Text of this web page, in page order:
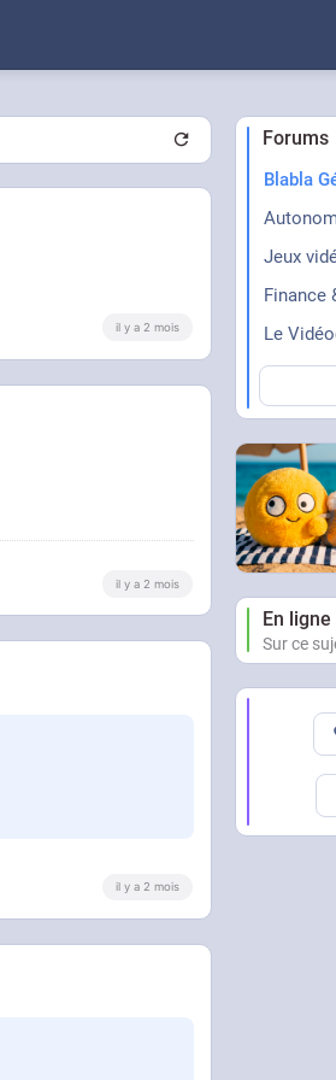
il y a 2 mois
il y a 2 mois
il y a 2 mois
Forums
Blabla
Jeux
Finance
Le
En ligne
Sur ce